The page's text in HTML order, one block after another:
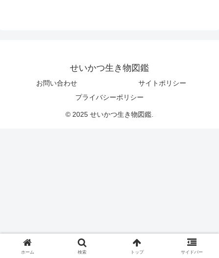
せいかつ生き物図鑑
お問い合わせ
サイトポリシー
プライバシーポリシー
© 2025 せいかつ生き物図鑑.
ホーム 検索 トップ サイドバー